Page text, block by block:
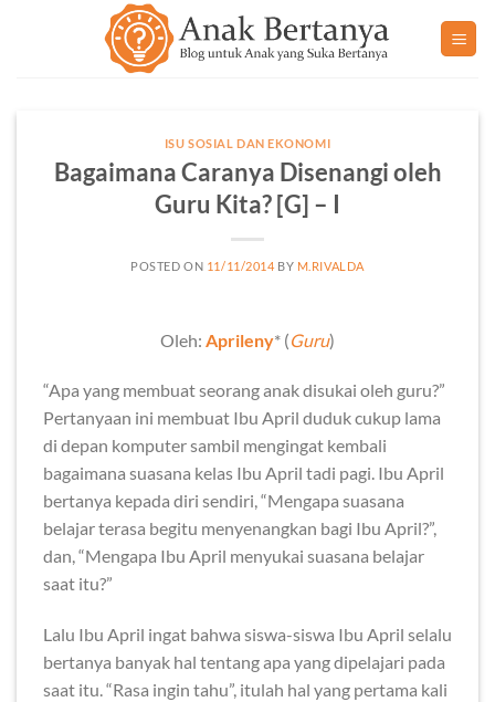
ISU SOSIAL DAN EKONOMI
Bagaimana Caranya Disenangi oleh
Guru Kita? [G] – I
POSTED ON 11/11/2014 BY M.RIVALDA
Oleh: Aprileny* (Guru)
“Apa yang membuat seorang anak disukai oleh guru?”
Pertanyaan ini membuat Ibu April duduk cukup lama
di depan komputer sambil mengingat kembali
bagaimana suasana kelas Ibu April tadi pagi. Ibu April
bertanya kepada diri sendiri, “Mengapa suasana
belajar terasa begitu menyenangkan bagi Ibu April?”,
dan, “Mengapa Ibu April menyukai suasana belajar
saat itu?”
Lalu Ibu April ingat bahwa siswa-siswa Ibu April selalu
bertanya banyak hal tentang apa yang dipelajari pada
saat itu. “Rasa ingin tahu”, itulah hal yang pertama kali